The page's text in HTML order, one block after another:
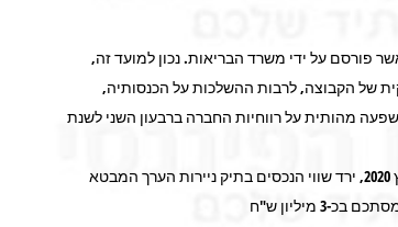
פורסם על ידי משרד הבריאות. נכון למועד זה,
של הקבוצה, לרבות ההשלכות על הכנסותיה,
מהותית על רווחיות החברה ברבעון השני לשנת
תיק ניירות הערך של החברה מושפע מהמגמות השליליות בשוק ההון. נכון ליום 31 במרץ 2020, ירד שווי הנכסים בתיק ניירות הערך המבטא